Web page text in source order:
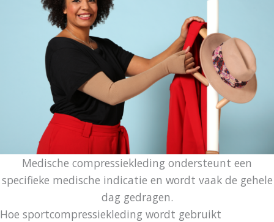
Medische compressiekleding ondersteunt een
specifieke medische indicatie en wordt vaak de gehele
dag gedragen.
Hoe sportcompressiekleding wordt gebruikt